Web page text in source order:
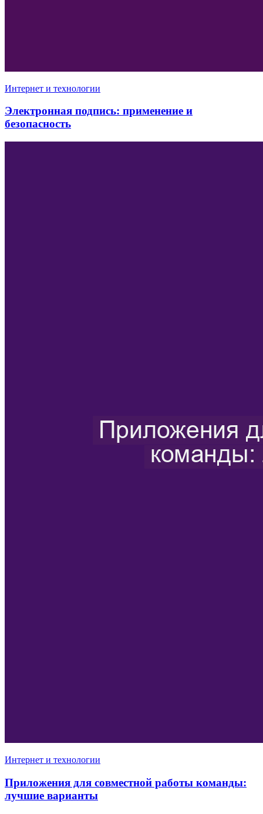
Интернет и технологии
Электронная подпись: применение и
безопасность
Интернет и технологии
Приложения для совместной работы команды:
лучшие варианты